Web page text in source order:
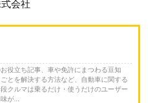
会社
役立ち記事、車や免許にまつわる豆知
とを解決する方法など、自動車に関する
クルマは乗るだけ・使うだけのユーザー
が...